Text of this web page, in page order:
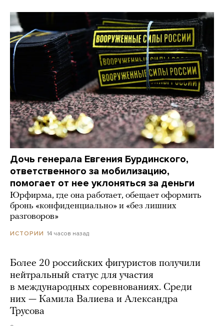
Дочь генерала Евгения Бурдинского,
ответственного за мобилизацию,
помогает от нее уклоняться за деньги
Юрфирма, где она работает, обещает оформить
бронь «конфиденциально» и «без лишних
разговоров»
ИСТОРИИ 14 часов назад
Более 20 российских фигуристов получили
нейтральный статус для участия
в международных соревнованиях. Среди
них — Камила Валиева и Александра
Трусова